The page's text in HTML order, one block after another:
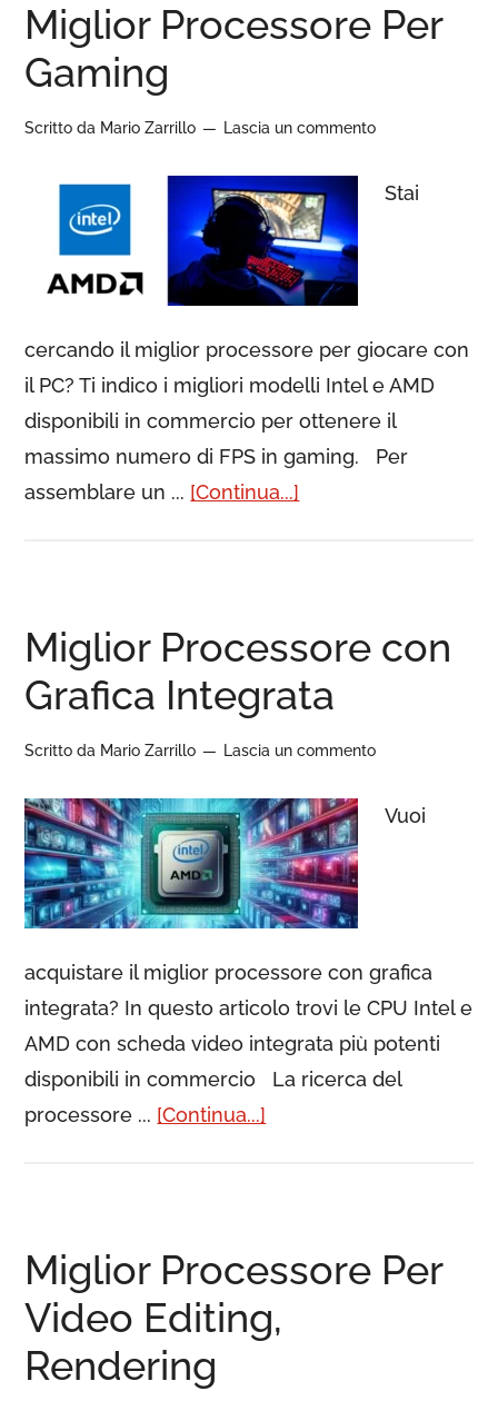
Miglior Processore Per
Gaming
Scritto da Mario Zarrillo Lascia un commento
Stai
cercando il miglior processore per giocare con
il PC? Ti indico i migliori modelli Intel e AMD
disponibili in commercio per ottenere il
massimo numero di FPS in gaming. Per
assemblare un ... [Continua...]
Miglior Processore con
Grafica Integrata
Scritto da Mario Zarrillo Lascia un commento
Vuoi
acquistare il miglior processore con grafica
integrata? In questo articolo trovi le CPU Intel e
AMD con scheda video integrata più potenti
disponibili in commercio La ricerca del
processore ... [Continua...]
Miglior Processore Per
Video Editing,
Rendering